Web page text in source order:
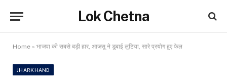
Lok Chetna
Home » भाजपा की सबसे बड़ी हार, आजसू ने डुबाई लुटिया, सारे प्रयोग हुए फेल
JHARKHAND